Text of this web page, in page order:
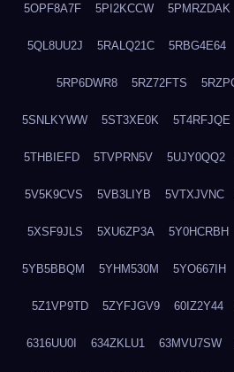
5OPF8A7F 5PI2KCCW 5PMRZDAK
5QL8UU2J 5RALQ21C 5RBG4E64
5RP6DWR8 5RZ72FTS
5SNLKYWW 5ST3XE0K 5T4RFJQE
5THBIEFD 5TVPRN5V 5UJY0QQ2
5V5K9CVS 5VB3LIYB 5VTXJVNC
5XSF9JLS 5XU6ZP3A 5Y0HCRBH
5YB5BBQM 5YHM530M 5YO667IH
5Z1VP9TD 5ZYFJGV9 60IZ2Y44
6316UU0I 634ZKLU1 63MVU7SW